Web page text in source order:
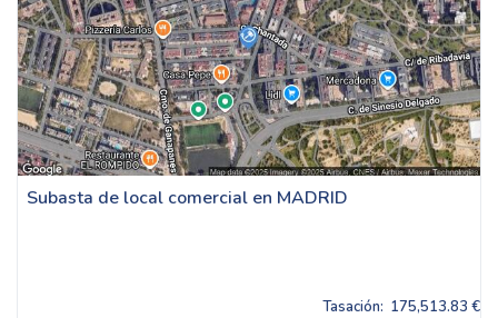
Subasta de local comercial en MADRID
Tasación: 175,513.83 €